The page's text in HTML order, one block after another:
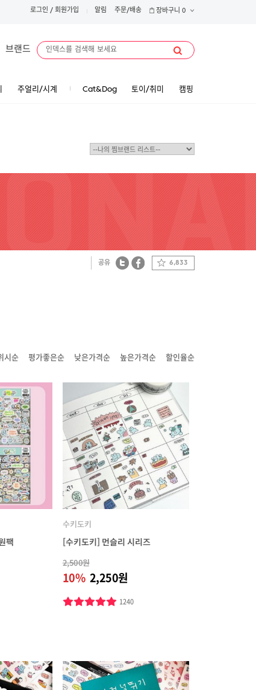
로그인 / 회원가입 알림 주문/배송 장바구니 0
브랜드
주얼리/시계 Cat&Dog 토이/취미 캠핑
공유 6,833
시순 평가좋은순 낮은가격순 높은가격순 할인율순
팩
수키도키
[수키도키] 먼슬리 시리즈
2,500원
10% 2,250원
1240